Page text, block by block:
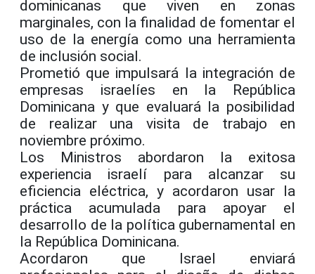
dominicanas que viven en zonas
marginales, con la finalidad de fomentar el
uso de la energía como una herramienta
de inclusión social.
Prometió que impulsará la integración de
empresas israelíes en la República
Dominicana y que evaluará la posibilidad
de realizar una visita de trabajo en
noviembre próximo.
Los Ministros abordaron la exitosa
experiencia israelí para alcanzar su
eficiencia eléctrica, y acordaron usar la
práctica acumulada para apoyar el
desarrollo de la política gubernamental en
la República Dominicana.
Acordaron que Israel enviará